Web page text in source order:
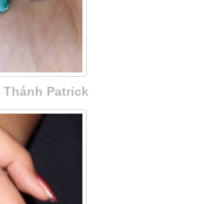
Patrick